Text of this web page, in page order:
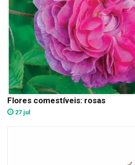
Flores comestíveis: rosas
27 jul